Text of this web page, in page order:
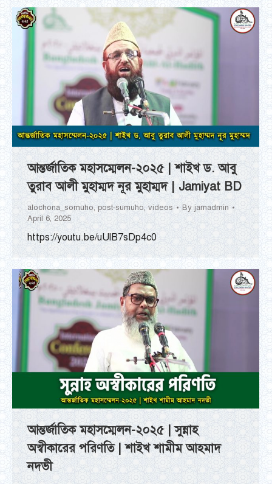
আন্তর্জাতিক মহাসম্মেলন-২০২৫ | শাইখ ড. আবু
তুরাব আলী মুহাম্মদ নূর মুহাম্মদ | Jamiyat BD
alochona_somuho, post-sumuho, videos By jamadmin
April 6, 2025
https://youtu.be/uUlB7sDp4c0
আন্তর্জাতিক মহাসম্মেলন-২০২৫ | সুন্নাহ
অস্বীকারের পরিণতি | শাইখ শামীম আহমাদ
নদভী